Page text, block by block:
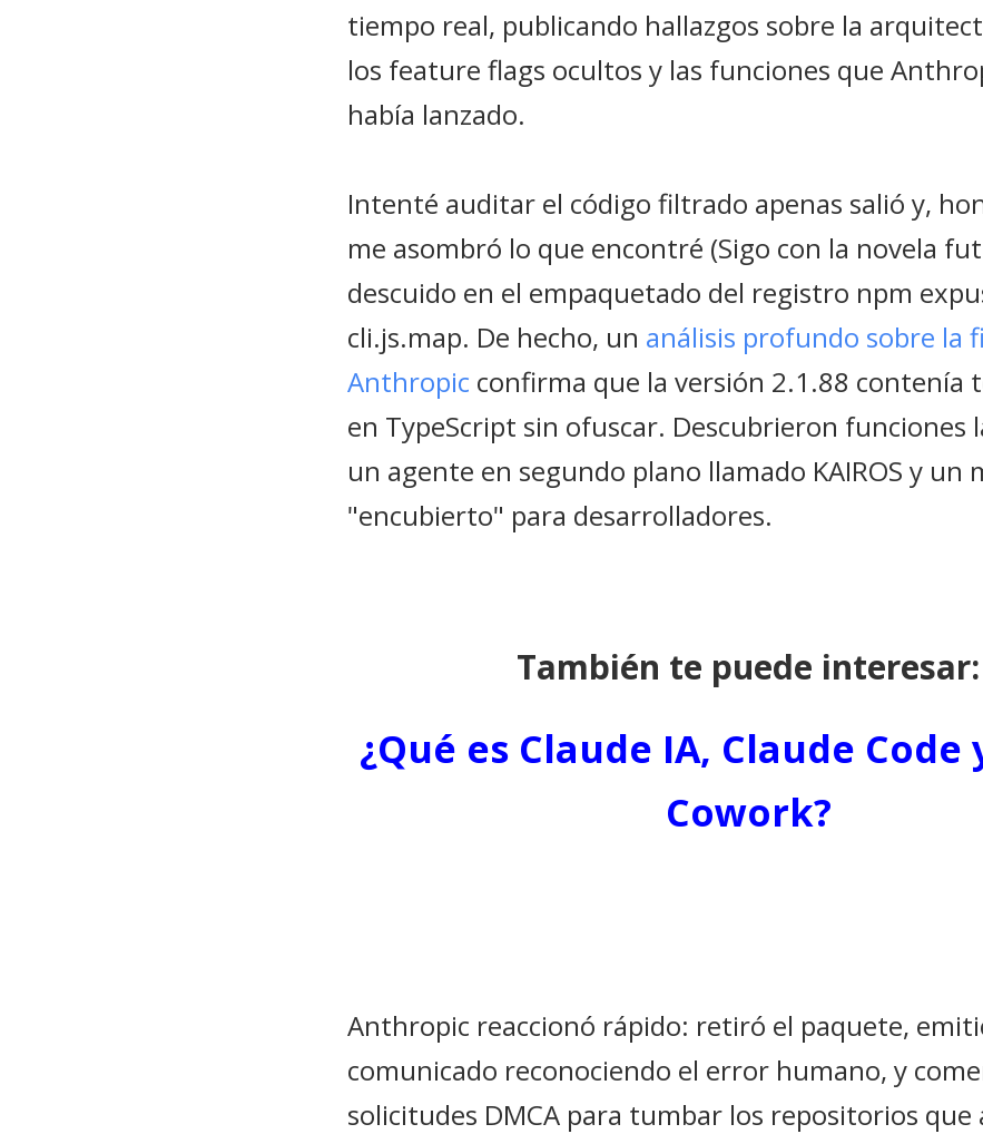
tiempo real, publicando hallazgos sobre la
los feature flags ocultos y las funciones que
había lanzado.
Intenté auditar el código filtrado apenas salió y,
me asombró lo que encontré (Sigo con la novela
descuido en el empaquetado del registro npm
cli.js.map. De hecho, un análisis profundo sobre la
Anthropic confirma que la versión 2.1.88 contenía
en TypeScript sin ofuscar. Descubrieron funciones
un agente en segundo plano llamado KAIROS y un
"encubierto" para desarrolladores.
También te puede interesar:
¿Qué es Claude IA, Claude Code
Cowork?
Anthropic reaccionó rápido: retiró el paquete,
comunicado reconociendo el error humano, y
solicitudes DMCA para tumbar los repositorios que